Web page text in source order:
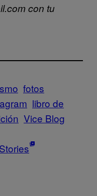
con tu
fotos
libro de
Vice Blog